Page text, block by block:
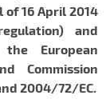
of 16 April 2014
and
European
Commission
2004/72/EC.